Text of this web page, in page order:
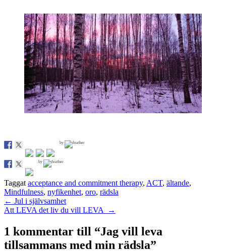
by
by
Taggat acceptance and commitment therapy, ACT, ältande,
Mindfulness, nyfikenhet, oro, rädsla
Inläggsnavigering
← Jul i självsamhet
Att LEVA det liv du vill LEVA
→
1 kommentar till “Jag vill leva
tillsammans med min rädsla”